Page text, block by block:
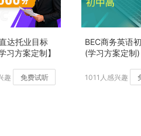
达托业目标
习方案定制】
趣 免费试听
BEC商务英语
(学习方案定制)
1011人感兴趣